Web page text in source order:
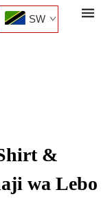
SW
&
wa Lebo